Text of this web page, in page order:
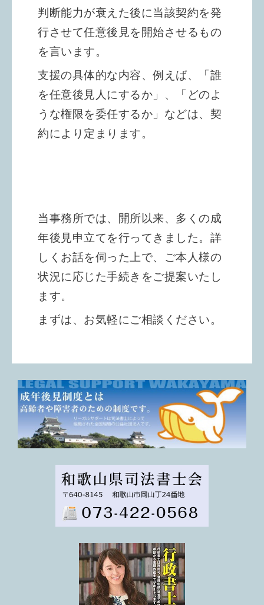
判断能力が衰えた後に当該契約を発
行させて任意後見を開始させるもの
を言います。
支援の具体的な内容、例えば、「誰
を任意後見人にするか」、「どのよ
うな権限を委任するか」などは、契
約により定まります。
当事務所では、開所以来、多くの成
年後見申立てを行ってきました。 詳
しくお話を伺った上で、ご本人様の
状況に応じた手続きをご提案いたし
ます。
まずは、お気軽にご相談ください。